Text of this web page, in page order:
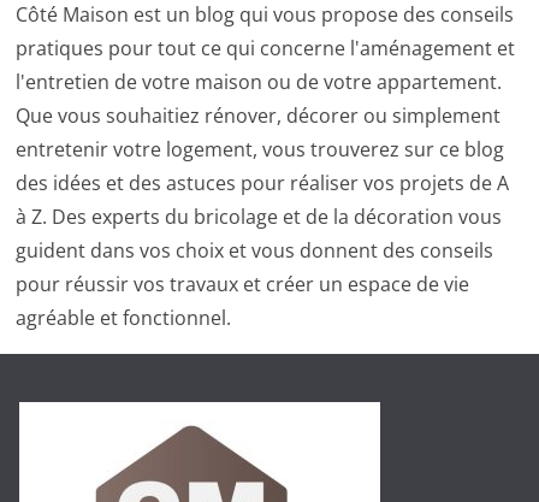
Côté Maison est un blog qui vous propose des conseils
pratiques pour tout ce qui concerne l'aménagement et
l'entretien de votre maison ou de votre appartement.
Que vous souhaitiez rénover, décorer ou simplement
entretenir votre logement, vous trouverez sur ce blog
des idées et des astuces pour réaliser vos projets de A
à Z. Des experts du bricolage et de la décoration vous
guident dans vos choix et vous donnent des conseils
pour réussir vos travaux et créer un espace de vie
agréable et fonctionnel.